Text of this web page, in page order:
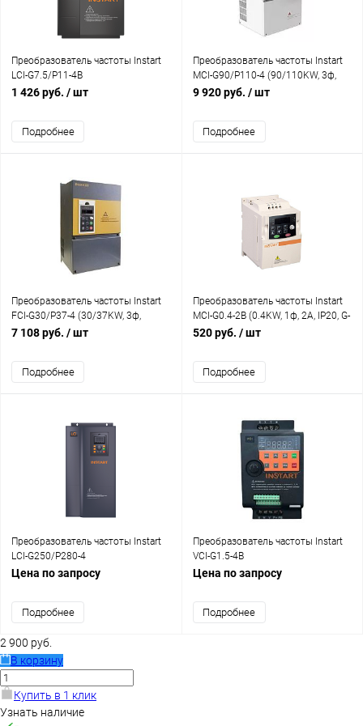
Преобразователь частоты Instart
LCI-G7.5/P11-4B
1 426 руб. / шт
Подробнее
Преобразователь частоты Instart
MCI-G90/P110-4 (90/110KW, 3ф,
176/210A, IP20, G/P-150/120%)
9 920 руб. / шт
Подробнее
Преобразователь частоты Instart
FCI-G30/P37-4 (30/37KW, 3ф,
60/75A, IP20, G/P-150/120)
7 108 руб. / шт
Подробнее
Преобразователь частоты Instart
MCI-G0.4-2B (0.4KW, 1ф, 2A, IP20, G-
150%)
520 руб. / шт
Подробнее
Преобразователь частоты Instart
LCI-G250/P280-4
Цена по запросу
Подробнее
Преобразователь частоты Instart
VCI-G1.5-4B
Цена по запросу
Подробнее
2 900 руб.
В корзину
Купить в 1 клик
Узнать наличие